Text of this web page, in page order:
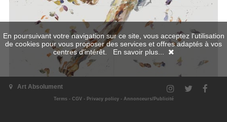
Art Absolument
Terms- CGV- Privacy policy- Annonceurs/Publicité
En poursuivant votre navigation sur ce site, vous acceptez l'utilisation
de cookies pour vous proposer des services et offres adaptés à vos
centres d'intérêt. En savoir plus...